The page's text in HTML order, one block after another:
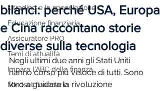
Il trading e la speculazione
Educazione finanziaria
Assicuratore PRO
Temi di attualità
Impara l'ABC della finanza
Mindset finanziario
bilanci: perché USA, Europa
e Cina raccontano storie
diverse sulla tecnologia
Negli ultimi due anni gli Stati Uniti
hanno corso più veloce di tutti. Sono
loro a guidare la rivoluzione